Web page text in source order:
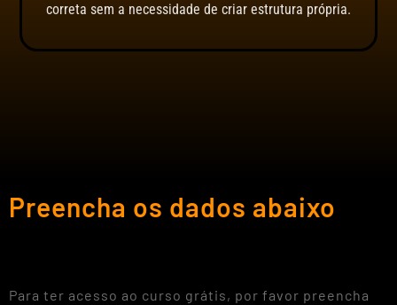
correta sem a necessidade de criar estrutura própria.
Preencha os dados abaixo
Para ter acesso ao curso grátis, por favor preencha